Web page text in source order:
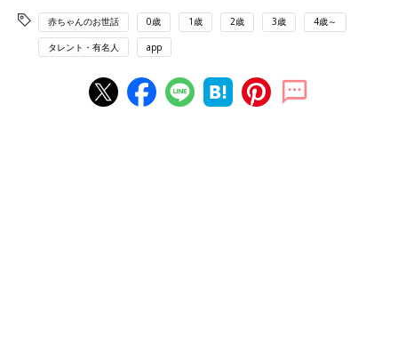
赤ちゃんのお世話 0歳 1歳 2歳 3歳 4歳～
タレント・有名人 app